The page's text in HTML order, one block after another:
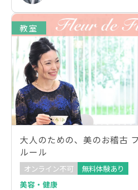
教室
大人のための、美のお稽古
ルール
オンライン不可
無料体験あり
美容・健康